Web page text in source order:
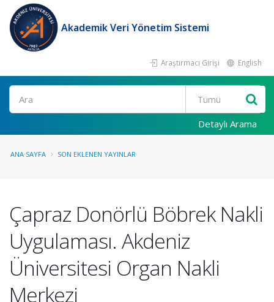
Akademik Veri Yönetim Sistemi
Araştırmacı Girişi English
Ara
Detaylı Arama
ANA SAYFA SON EKLENEN YAYINLAR
Çapraz Donörlü Böbrek Nakli
Uygulaması. Akdeniz
Üniversitesi Organ Nakli
Merkezi